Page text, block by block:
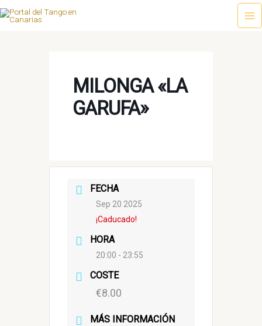
Ir
MILONGA «LA
GARUFA»
FECHA
Sep 20 2025
¡Caducado!
HORA
20:00 - 23:55
COSTE
€8.00
MÁS INFORMACIÓN